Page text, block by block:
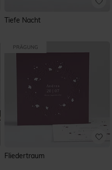
Tiefe Nacht
Fliedertraum